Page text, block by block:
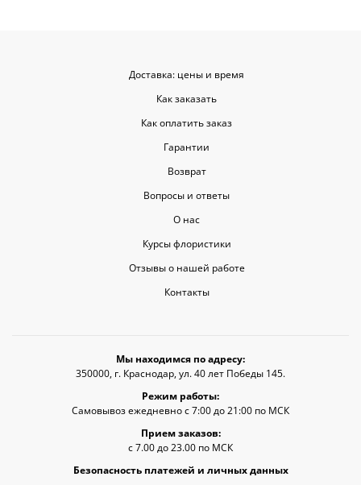
Доставка: цены и время
Как заказать
Как оплатить заказ
Гарантии
Возврат
Вопросы и ответы
О нас
Курсы флористики
Отзывы о нашей работе
Контакты
Мы находимся по адресу:
350000, г. Краснодар, ул. 40 лет Победы 145.
Режим работы:
Самовывоз ежедневно с 7:00 до 21:00 по МСК
Прием заказов:
с 7.00 до 23.00 по МСК
Безопасность платежей и личных данных